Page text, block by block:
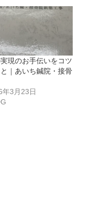
現のお手伝いをコツ
｜あいち鍼院・接骨
年3月23日